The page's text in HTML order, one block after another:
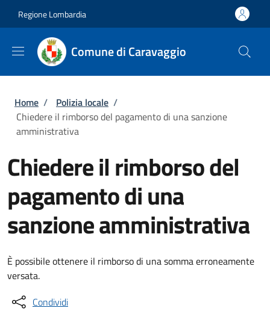
Regione Lombardia
Comune di Caravaggio
Briciole di pane
Home / Polizia locale /
Chiedere il rimborso del pagamento di una sanzione
amministrativa
Chiedere il rimborso del
pagamento di una
sanzione amministrativa
È possibile ottenere il rimborso di una somma erroneamente
versata.
Condividi